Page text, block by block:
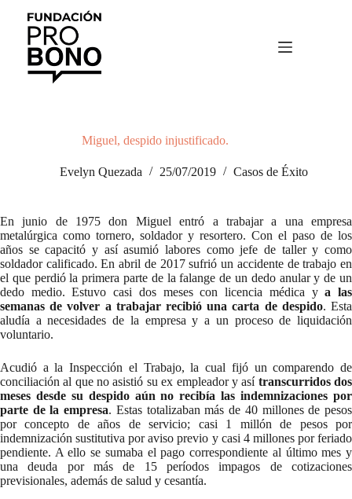
contenido
Miguel, despido injustificado.
Evelyn Quezada 25/07/2019 Casos de Éxito
En junio de 1975 don Miguel entró a trabajar a una empresa
metalúrgica como tornero, soldador y resortero. Con el paso de los
años se capacitó y así asumió labores como jefe de taller y como
soldador calificado. En abril de 2017 sufrió un accidente de trabajo en
el que perdió la primera parte de la falange de un dedo anular y de un
dedo medio. Estuvo casi dos meses con licencia médica ya las
semanas de volver a trabajar recibió una carta de despido. Esta
aludía a necesidades de la empresa y a un proceso de liquidación
voluntario.
Acudió a la Inspección el Trabajo, la cual fijó un comparendo de
conciliación al que no asistió su ex empleador y así transcurridos dos
meses desde su despido aún no recibía las indemnizaciones por
parte de la empresa. Estas totalizaban más de 40 millones de pesos
por concepto de años de servicio; casi 1 millón de pesos por
indemnización sustitutiva por aviso previo y casi 4 millones por feriado
pendiente. A ello se sumaba el pago correspondiente al último mes y
una deuda por más de 15 períodos impagos de cotizaciones
previsionales, además de salud y cesantía.